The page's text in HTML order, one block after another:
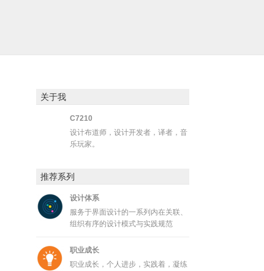
关于我
C7210
设计布道师，设计开发者，译者，音
乐玩家。
推荐系列
设计体系
服务于界面设计的一系列内在关联、
组织有序的设计模式与实践规范
职业成长
职业成长，个人进步，实践着，凝练